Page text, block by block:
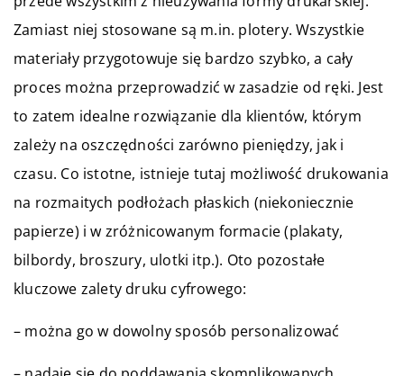
Zamiast niej stosowane są m.in. plotery. Wszystkie
materiały przygotowuje się bardzo szybko, a cały
proces można przeprowadzić w zasadzie od ręki. Jest
to zatem idealne rozwiązanie dla klientów, którym
zależy na oszczędności zarówno pieniędzy, jak i
czasu. Co istotne, istnieje tutaj możliwość drukowania
na rozmaitych podłożach płaskich (niekoniecznie
papierze) i w zróżnicowanym formacie (plakaty,
bilbordy, broszury, ulotki itp.). Oto pozostałe
kluczowe zalety druku cyfrowego:
– można go w dowolny sposób personalizować